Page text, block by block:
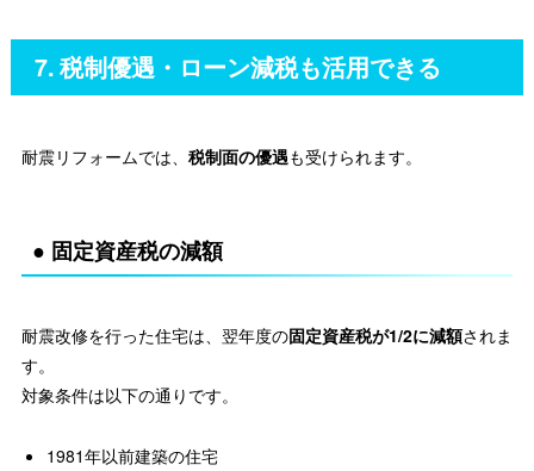
7. 税制優遇・ローン減税も活用できる
耐震リフォームでは、 税制面の優遇も受けられます。
● 固定資産税の減額
耐震改修を行った住宅は、翌年度の固定資産税が1/2に減額されま
す。
対象条件は以下の通りです。
1981年以前建築の住宅